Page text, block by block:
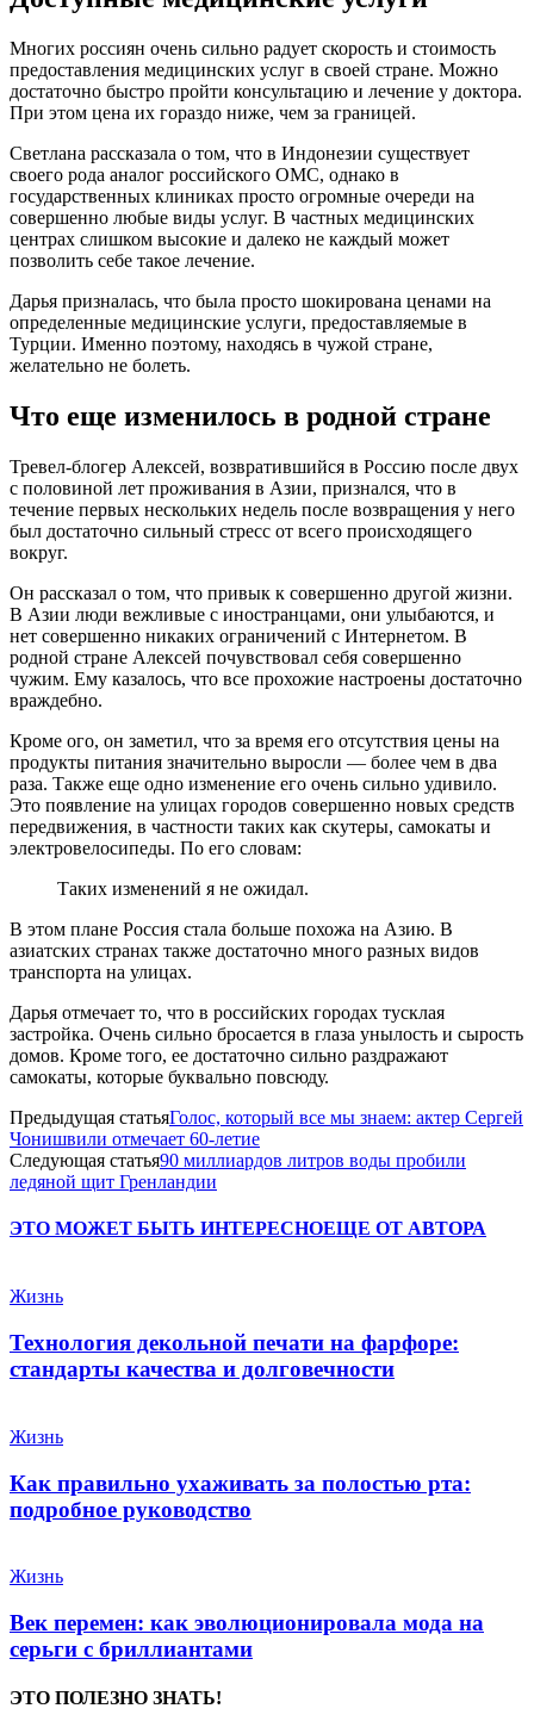
Многих россиян очень сильно радует скорость и стоимость
предоставления медицинских услуг в своей стране. Можно
достаточно быстро пройти консультацию и лечение у доктора.
При этом цена их гораздо ниже, чем за границей.
Светлана рассказала о том, что в Индонезии существует
своего рода аналог российского ОМС, однако в
государственных клиниках просто огромные очереди на
совершенно любые виды услуг. В частных медицинских
центрах слишком высокие и далеко не каждый может
позволить себе такое лечение.
Дарья призналась, что была просто шокирована ценами на
определенные медицинские услуги, предоставляемые в
Турции. Именно поэтому, находясь в чужой стране,
желательно не болеть.
Что еще изменилось в родной стране
Тревел-блогер Алексей, возвратившийся в Россию после двух
с половиной лет проживания в Азии, признался, что в
течение первых нескольких недель после возвращения у него
был достаточно сильный стресс от всего происходящего
вокруг.
Он рассказал о том, что привык к совершенно другой жизни.
В Азии люди вежливые с иностранцами, они улыбаются, и
нет совершенно никаких ограничений с Интернетом. В
родной стране Алексей почувствовал себя совершенно
чужим. Ему казалось, что все прохожие настроены достаточно
враждебно.
Кроме ого, он заметил, что за время его отсутствия цены на
продукты питания значительно выросли — более чем в два
раза. Также еще одно изменение его очень сильно удивило.
Это появление на улицах городов совершенно новых средств
передвижения, в частности таких как скутеры, самокаты и
электровелосипеды. По его словам:
Таких изменений я не ожидал.
В этом плане Россия стала больше похожа на Азию. В
азиатских странах также достаточно много разных видов
транспорта на улицах.
Дарья отмечает то, что в российских городах тусклая
застройка. Очень сильно бросается в глаза унылость и сырость
домов. Кроме того, ее достаточно сильно раздражают
самокаты, которые буквально повсюду.
Предыдущая статьяГолос, который все мы знаем: актер Сергей
Чонишвили отмечает 60-летие
Следующая статья90 миллиардов литров воды пробили
ледяной щит Гренландии
ЭТО МОЖЕТ БЫТЬ ИНТЕРЕСНОЕЩЕ ОТ АВТОРА
Жизнь
Технология декольной печати на фарфоре:
стандарты качества и долговечности
Жизнь
Как правильно ухаживать за полостью рта:
подробное руководство
Жизнь
Век перемен: как эволюционировала мода на
серьги с бриллиантами
ЭТО ПОЛЕЗНО ЗНАТЬ!